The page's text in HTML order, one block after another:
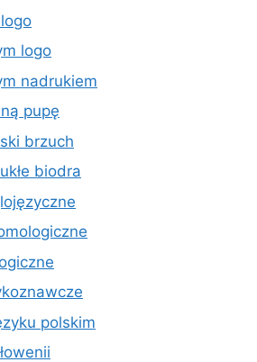
logo
nadrukiem
pupę
brzuch
biodra
polskim